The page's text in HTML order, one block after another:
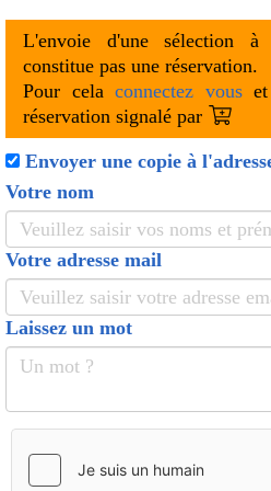
L'envoie d'une sélection
constitue pas une réservation.
Pour cela connectez vous
réservation signalé par
Envoyer une copie à
Votre nom
Votre adresse mail
Laissez un mot